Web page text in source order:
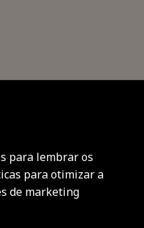
descobrir
para lembrar os
para otimizar a
de marketing